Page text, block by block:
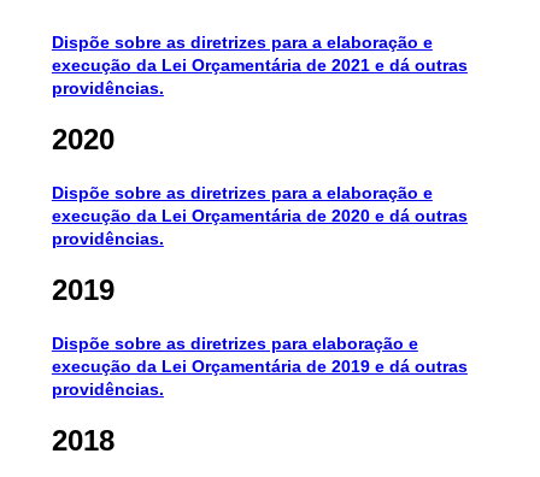
Dispõe sobre as diretrizes para a elaboração e
execução da Lei Orçamentária de 2021 e dá outras
providências.
2020
Dispõe sobre as diretrizes para a elaboração e
execução da Lei Orçamentária de 2020 e dá outras
providências.
2019
Dispõe sobre as diretrizes para elaboração e
execução da Lei Orçamentária de 2019 e dá outras
providências.
2018